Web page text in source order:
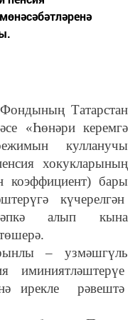
Татарстан
«Һөнәри керемгә
кулланучы
хокукларының
коэффициент) бары
күчерелгән
алып кына
– узмәшгүль
иминиятләштерүе
ирекле рәвештә